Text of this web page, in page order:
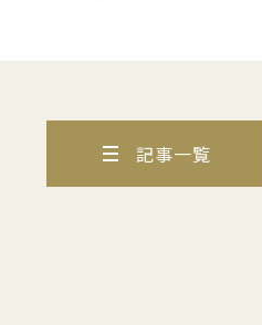
記事一覧